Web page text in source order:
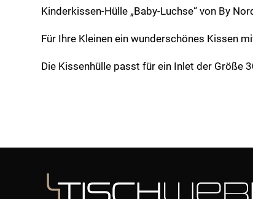
Kinderkissen-Hülle „Baby-Luchse“ von By
Für Ihre Kleinen ein wunderschönes Kissen
Die Kissenhülle passt für ein Inlet der Größe